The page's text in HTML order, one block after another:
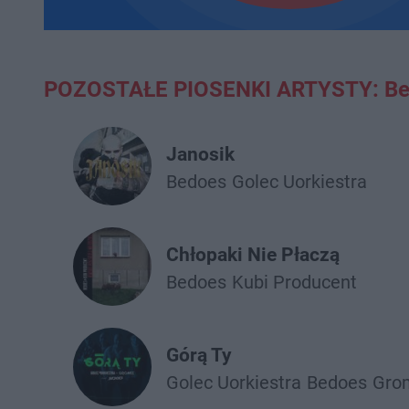
POZOSTAŁE PIOSENKI ARTYSTY:
Janosik
Bedoes Golec Uorkiestra
Chłopaki Nie Płaczą
Bedoes Kubi Producent
Górą Ty
Golec Uorkiestra Bedoes